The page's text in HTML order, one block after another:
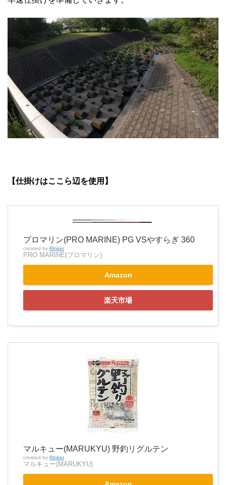
【仕掛けはここら辺を使用】
プロマリン(PRO MARINE) PG VSやすらぎ 360
created by Rinker
PRO MARINE(プロマリン)
Amazon
楽天市場
マルキュー(MARUKYU) 野釣リグルテン
created by Rinker
マルキュー(MARUKYU)